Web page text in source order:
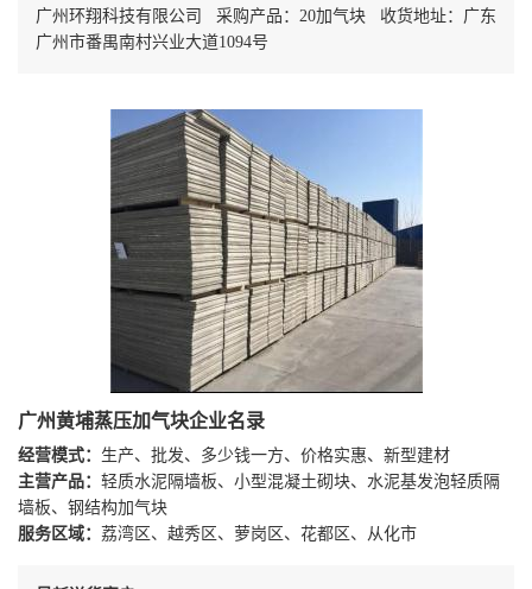
广州环翔科技有限公司 采购产品：20加气块 收货地址：广东
广州市番禺南村兴业大道1094号
广州黄埔蒸压加气块企业名录
经营模式： 生产、批发、多少钱一方、价格实惠、新型建材
主营产品： 轻质水泥隔墙板、小型混凝土砌块、水泥基发泡轻质隔
墙板、钢结构加气块
服务区域： 荔湾区、越秀区、萝岗区、花都区、从化市